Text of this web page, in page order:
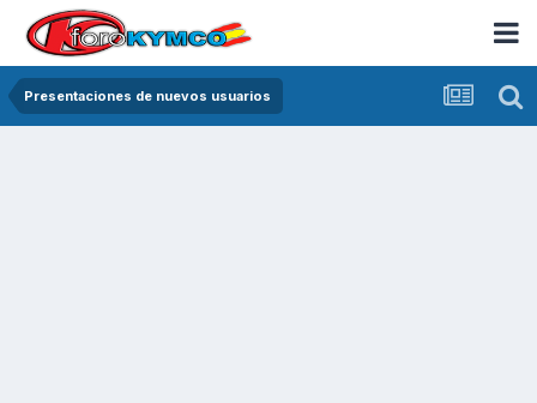
Presentaciones de nuevos usuarios